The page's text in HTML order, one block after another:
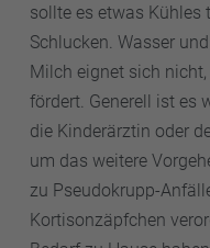
sollte es etwas Kühles
Schlucken. Wasser
Milch eignet sich
fördert. Generell ist es
die Kinderärztin oder
um das weitere
zu Pseudokrupp-
Kortisonzäpfchen